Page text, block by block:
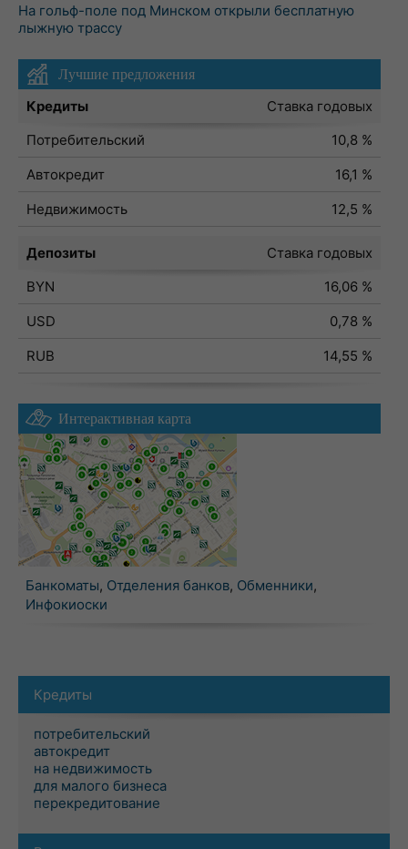
На гольф-поле под Минском открыли бесплатную
лыжную трассу
Лучшие предложения
Кредиты
Ставка годовых
Потребительский
10,8 %
Автокредит
16,1 %
Недвижимость
12,5 %
Депозиты
Ставка годовых
BYN
16,06 %
USD
0,78 %
RUB
14,55 %
Интерактивная карта
Банкоматы, Отделения банков, Обменники,
Инфокиоски
Кредиты
потребительский
автокредит
на недвижимость
для малого бизнеса
перекредитование